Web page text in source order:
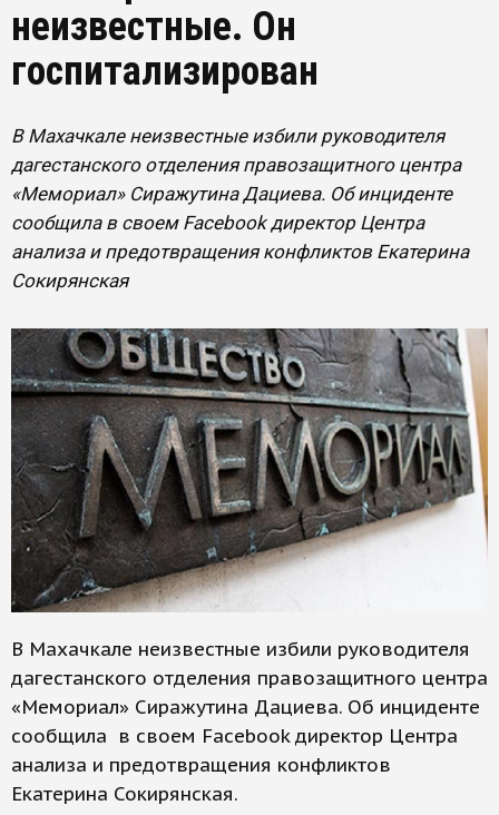
неизвестные. Он
госпитализирован
В Махачкале неизвестные избили руководителя
дагестанского отделения правозащитного центра
«Мемориал» Сиражутина Дациева. Об инциденте
сообщила в своем Facebook директор Центра
анализа и предотвращения конфликтов Екатерина
Сокирянская
В Махачкале неизвестные избили руководителя
дагестанского отделения правозащитного центра
«Мемориал» Сиражутина Дациева. Об инциденте
сообщила в своем Facebook директор Центра
анализа и предотвращения конфликтов
Екатерина Сокирянская.